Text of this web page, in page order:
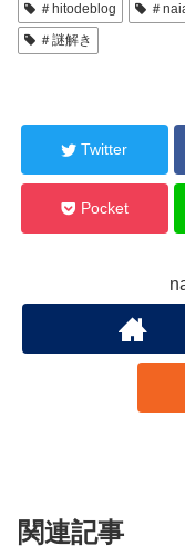
＃hitodeblog ＃
＃謎解き
Twitter
Pocket
関連記事